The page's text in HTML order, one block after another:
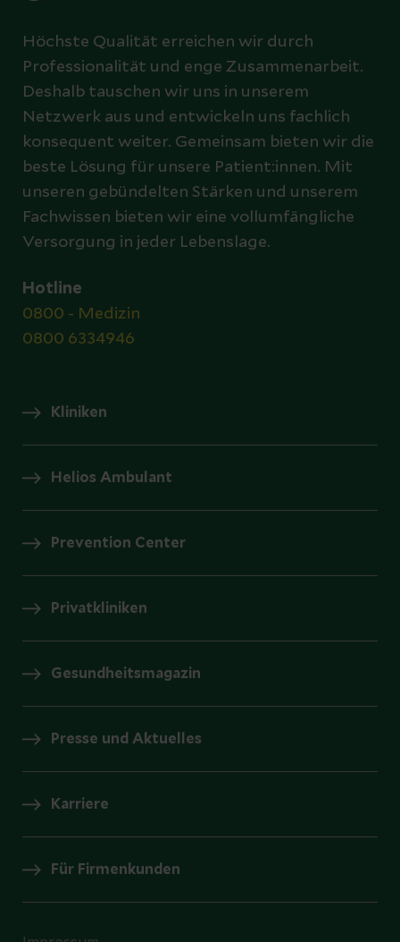
Höchste Qualität erreichen wir durch
Professionalität und enge Zusammenarbeit.
Deshalb tauschen wir uns in unserem
Netzwerk aus und entwickeln uns fachlich
konsequent weiter. Gemeinsam bieten wir die
beste Lösung für unsere Patient:innen. Mit
unseren gebündelten Stärken und unserem
Fachwissen bieten wir eine vollumfängliche
Versorgung in jeder Lebenslage.
Hotline
0800 - Medizin
0800 6334946
Kliniken
Helios Ambulant
Prevention Center
Privatkliniken
Gesundheitsmagazin
Presse und Aktuelles
Karriere
Für Firmenkunden